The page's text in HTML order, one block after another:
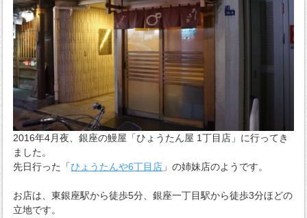
2016年4月夜、銀座の鰻屋「ひょうたん屋 1丁目店」に行ってき
ました。
先日行った「ひょうたんや6丁目店 」の姉妹店のようです。
お店は、東銀座駅から徒歩5分、銀座一丁目駅から徒歩3分ほどの
立地です。